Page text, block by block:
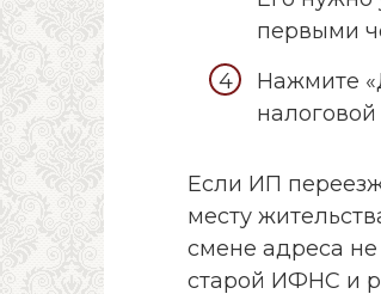
первыми
Нажмите
Если ИП
месту
смене адреса не
старой ИФНС и